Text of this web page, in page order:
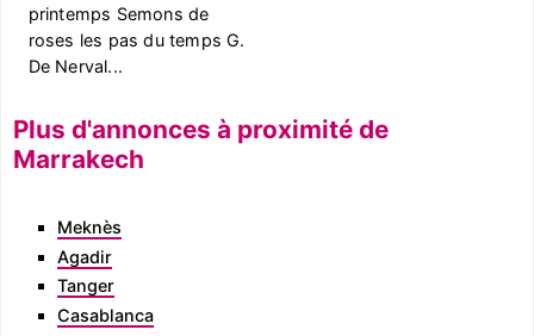
printemps Semons de
roses les pas du temps G.
De Nerval...
Plus d'annonces à proximité de
Marrakech
Meknès
Agadir
Tanger
Casablanca